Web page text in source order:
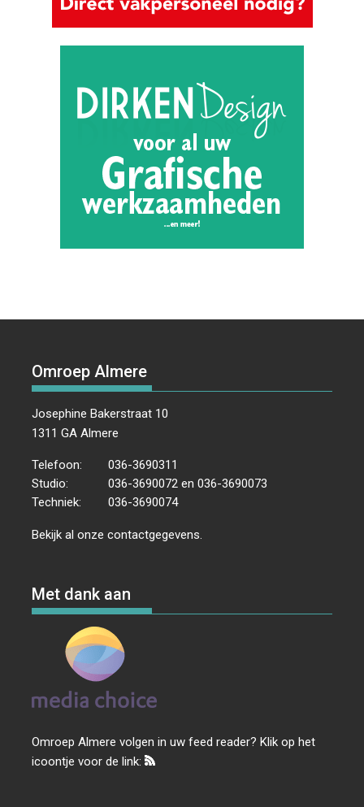
Omroep Almere
Josephine Bakerstraat 10
1311 GA Almere
Telefoon:
036-3690311
Studio:
036-3690072 en 036-3690073
Techniek:
036-3690074
Bekijk al onzecontactgegevens
Met dank aan
Omroep Almere volgen in uw feed reader? Klik op het
icoontje voor de link: